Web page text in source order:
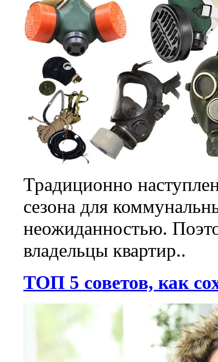
Традиционно
сезона для
неожиданностью.
владельцы квартир..
ТОП 5 советов, как